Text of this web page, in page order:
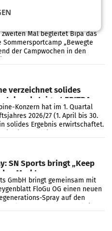
Bewegte Kids
zweiten Mal begleitet Bipa das
Sommersportcamp „Bewegte
der Campwochen in den
verzeichnet solides
und steigert EBITDA
Konzern hat im 1. Quartal
2026/27 (1. April bis 30.
solides Ergebnis erwirtschaftet.
SN Sports bringt „Keep
Markt
GmbH bringt gemeinsam mit
FloGu OG einen neuen
Spray auf den